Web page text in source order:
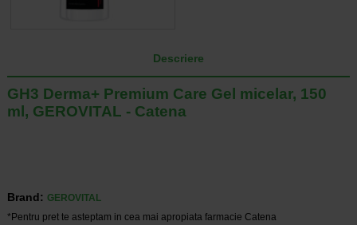
Descriere
GH3 Derma+ Premium Care Gel micelar, 150
ml, GEROVITAL - Catena
Brand: GEROVITAL
*Pentru pret te asteptam in cea mai apropiata farmacie Catena